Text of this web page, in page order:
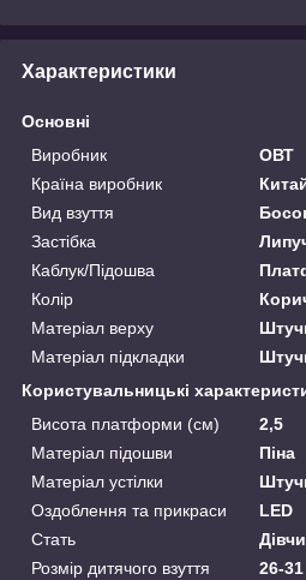
Характеристики
Основні
Виробник
ОВТ
Країна виробник
Вид взуття
Застібка
Каблук/Підошва
Колір
Матеріал верху
Матеріал підкладки
Користувальницькі
Висота платформи (см)
2,5
Матеріал підошви
Піна
Матеріал устілки
Оздоблення та прикраси
LED
Стать
Розмір дитячого взуття
26-31